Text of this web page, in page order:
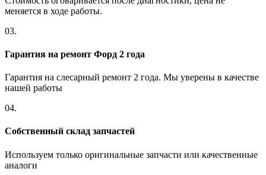
меняется в ходе работы.
03.
Гарантия на ремонт Форд 2 года
Гарантия на слесарный ремонт 2 года. Мы уверены в качестве
нашей работы
04.
Собственный склад запчастей
Используем только оригинальные запчасти или качественные
аналоги